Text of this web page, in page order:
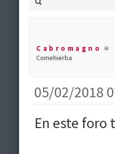
Cabromagno
Comehierba
05/02/2018
En este foro